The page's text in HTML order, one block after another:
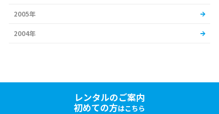
2005年
2004年
レンタルのご案内
初めての方はこちら